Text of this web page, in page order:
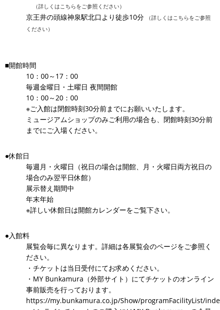
（詳しくはこちらをご参照ください）
京王井の頭線神泉駅北口より徒歩10分
（詳しくはこちらをご参照
ください）
■開館時間
10：00～17：00
毎週金曜日・土曜日 夜間開館
10：00～20：00
※ご入館は閉館時刻30分前までにお願いいたします。
ミュージアムショップのみご利用の場合も、閉館時刻30分前
までにご入場ください。
●休館日
毎週月・火曜日（祝日の場合は開館、月・火曜日両方祝日の
場合のみ翌平日休館）
展示替え期間中
年末年始
※詳しい休館日は開館カレンダーをご覧下さい。
●入館料
展覧会毎に異なります。詳細は各展覧会のページをご参照く
ださい。
・チケットは当日受付にてお求めください。
・MY Bunkamura（外部サイト）にてチケットのオンライン
事前販売を行っております。
https://my.bunkamura.co.jp/Show/programFacilityList/